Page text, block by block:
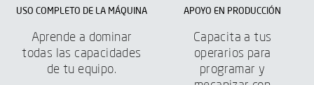
USO COMPLETO DE LA MÁQUINA
Aprende a dominar
todas las capacidades
de tu equipo.
APOYO EN PRODUCCIÓN
Capacita a tus
operarios para
programar y